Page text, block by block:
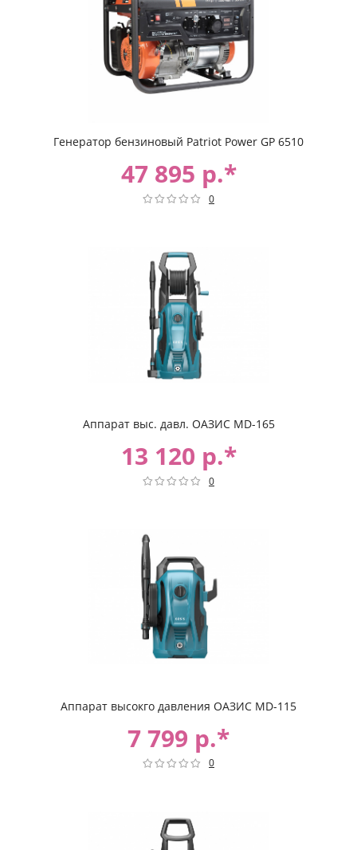
Генератор бензиновый Patriot Power GP 6510
47 895 р.*
0
Аппарат выс. давл. ОАЗИС MD-165
13 120 р.*
0
Аппарат высокго давления ОАЗИС MD-115
7 799 р.*
0